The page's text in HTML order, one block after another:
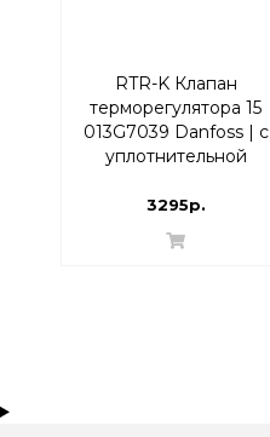
RTR-K Клапан
терморегулятора 15
013G7039 Danfoss | с
уплотнительной
накидной гайкой
3295р.